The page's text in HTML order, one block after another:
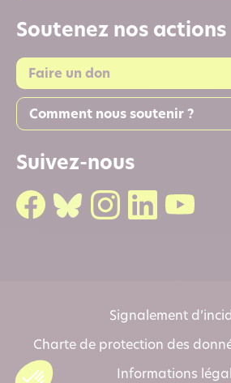
Soutenez nos actions
Faire un don
Comment nous soutenir ?
Suivez-nous
Signalement
Charte de protection des
Informations